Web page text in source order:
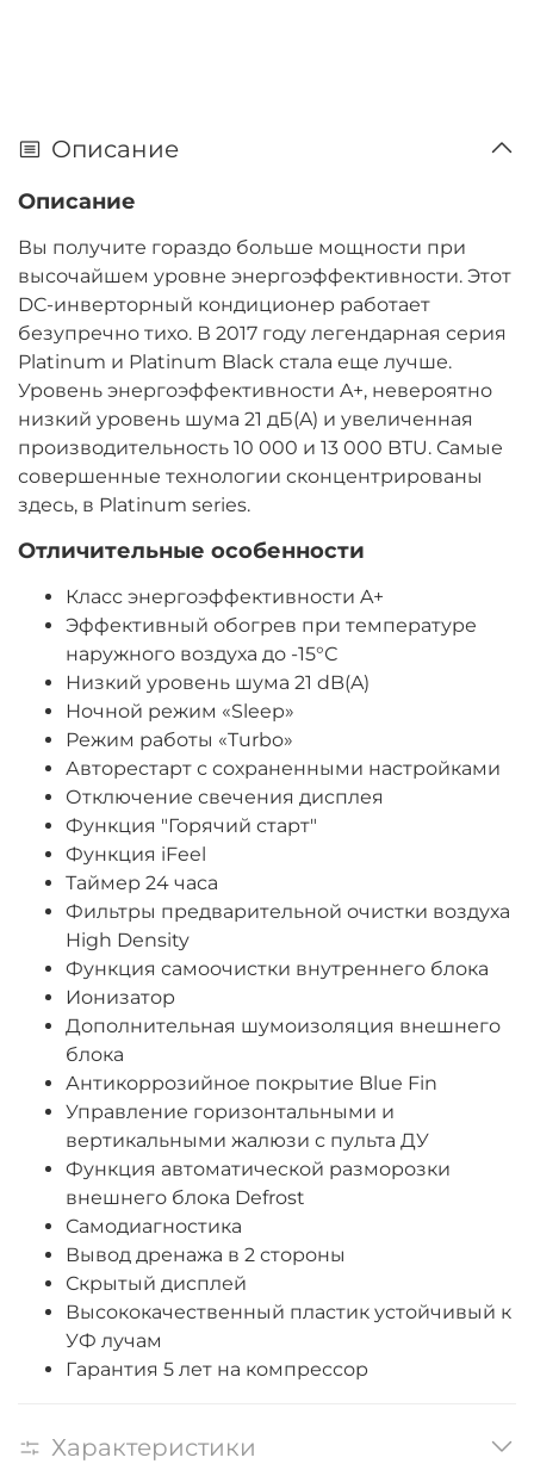
Описание
Описание
Вы получите гораздо больше мощности при
высочайшем уровне энергоэффективности. Этот
DC-инверторный кондиционер работает
безупречно тихо. В 2017 году легендарная серия
Platinum и Platinum Black стала еще лучше.
Уровень энергоэффективности A+, невероятно
низкий уровень шума 21 дБ(A) и увеличенная
производительность 10 000 и 13 000 BTU. Самые
совершенные технологии сконцентрированы
здесь, в Platinum series.
Отличительные особенности
Класс энергоэффективности A+
Эффективный обогрев при температуре
наружного воздуха до -15°С
Низкий уровень шума 21 dB(A)
Ночной режим «Sleep»
Режим работы «Turbo»
Авторестарт с сохраненными настройками
Отключение свечения дисплея
Функция "Горячий старт"
Функция iFeel
Таймер 24 часа
Фильтры предварительной очистки воздуха
High Density
Функция самоочистки внутреннего блока
Ионизатор
Дополнительная шумоизоляция внешнего
блока
Антикоррозийное покрытие Blue Fin
Управление горизонтальными и
вертикальными жалюзи с пульта ДУ
Функция автоматической разморозки
внешнего блока Defrost
Самодиагностика
Вывод дренажа в 2 стороны
Скрытый дисплей
Высококачественный пластик устойчивый к
УФ лучам
Гарантия 5 лет на компрессор
Характеристики